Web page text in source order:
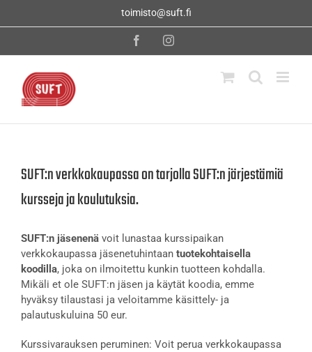
toimisto@suft.fi
FacebookInstagram
SUFT:n verkkokaupassa on tarjolla SUFT:n järjestämiä
kursseja ja koulutuksia.
SUFT:n jäsenenä voit lunastaa kurssipaikan
verkkokaupassa jäsenetuhintaan tuotekohtaisella
koodilla, joka on ilmoitettu kunkin tuotteen kohdalla.
Mikäli et ole SUFT:n jäsen ja käytät koodia, emme
hyväksy tilaustasi ja veloitamme käsittely- ja
palautuskuluina 50 eur.
Kurssivarauksen peruminen: Voit perua verkkokaupassa